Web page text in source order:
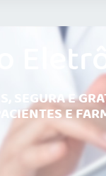
SEGURA E
E